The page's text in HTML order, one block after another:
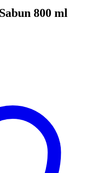
800 ml